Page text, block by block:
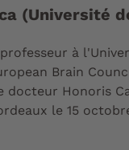
(Université
à
Brain
docteur Honoris
le 15